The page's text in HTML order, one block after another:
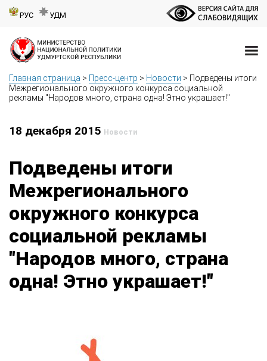
РУС УДМ
Главная страница > Пресс-центр > Новости > Подведены итоги
Межрегионального окружного конкурса социальной
рекламы "Народов много, страна одна! Этно украшает!"
18 декабря 2015 Новости
Подведены итоги
Межрегионального
окружного конкурса
социальной рекламы
"Народов много, страна
одна! Этно украшает!"